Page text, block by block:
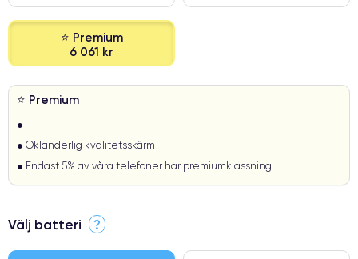
⭐ Premium
6 061 kr
⭐ Premium
●
● Oklanderlig kvalitetsskärm
● Endast 5% av våra telefoner har premiumklassning
Välj batteri ?